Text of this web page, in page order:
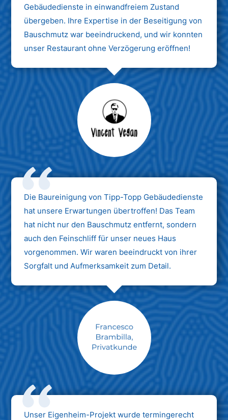
Gebäudedienste in einwandfreiem Zustand
übergeben. Ihre Expertise in der Beseitigung von
Bauschmutz war beeindruckend, und wir konnten
unser Restaurant ohne Verzögerung eröffnen!
Max Mustermann
Unternehmen AG
Die Baureinigung von Tipp-Topp Gebäudedienste
hat unsere Erwartungen übertroffen! Das Team
hat nicht nur den Bauschmutz entfernt, sondern
auch den Feinschliff für unser neues Haus
vorgenommen. Wir waren beeindruckt von ihrer
Sorgfalt und Aufmerksamkeit zum Detail.
Max Mustermann
Unternehmen AG
Unser Eigenheim-Projekt wurde termingerecht